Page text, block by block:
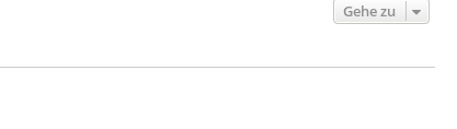
Gehe zu